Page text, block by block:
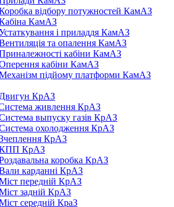
відбору потужностей КамАЗ
КамАЗ
і приладдя КамАЗ
та опалення КамАЗ
кабіни КамАЗ
кабіни КамАЗ
підйому платформи КамАЗ
КрАЗ
живлення КрАЗ
выпуску газів КрАЗ
охолодження КрАЗ
КрАЗ
КПП КрАЗ
коробка КрАЗ
карданні КрАЗ
передній КрАЗ
задній КрАЗ
середній КраЗ